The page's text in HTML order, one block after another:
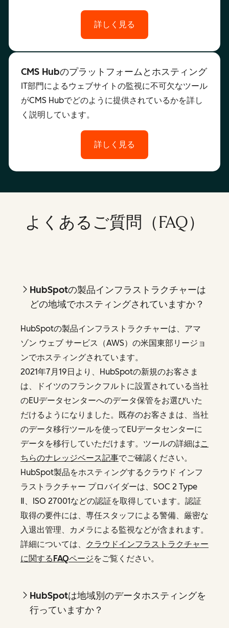
詳しく見る
CMS Hubのプラットフォームとホスティング
IT部門によるウェブサイトの監視に不可欠なツール
がCMS Hubでどのように提供されているかを詳し
く説明しています。
詳しく見る
よくあるご質問（FAQ）
HubSpotの製品インフラストラクチャーは
どの地域でホスティングされていますか？
HubSpotの製品インフラストラクチャーは、アマ
ゾン ウェブ サービス（AWS）の米国東部リージョ
ンでホスティングされています。
2021年7月19日より、HubSpotの新規のお客さま
は、ドイツのフランクフルトに設置されている当社
のEUデータセンターへのデータ保管をお選びいた
だけるようになりました。既存のお客さまは、当社
のデータ移行ツールを使ってEUデータセンターに
データを移行していただけます。ツールの詳細はこ
ちらのナレッジベース記事でご確認ください。
HubSpot製品をホスティングするクラウド インフ
ラストラクチャー プロバイダーは、SOC 2 Type
Ⅱ、ISO 27001などの認証を取得しています。認証
取得の要件には、専任スタッフによる警備、厳密な
入退出管理、カメラによる監視などが含まれます。
詳細については、
クラウドインフラストラクチャー
に関するFAQページをご覧ください。
HubSpotは地域別のデータホスティングを
行っていますか？